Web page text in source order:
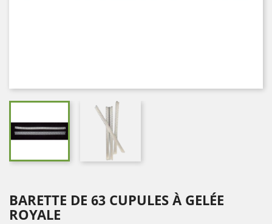
BARETTE DE 63 CUPULES À GELÉE
ROYALE